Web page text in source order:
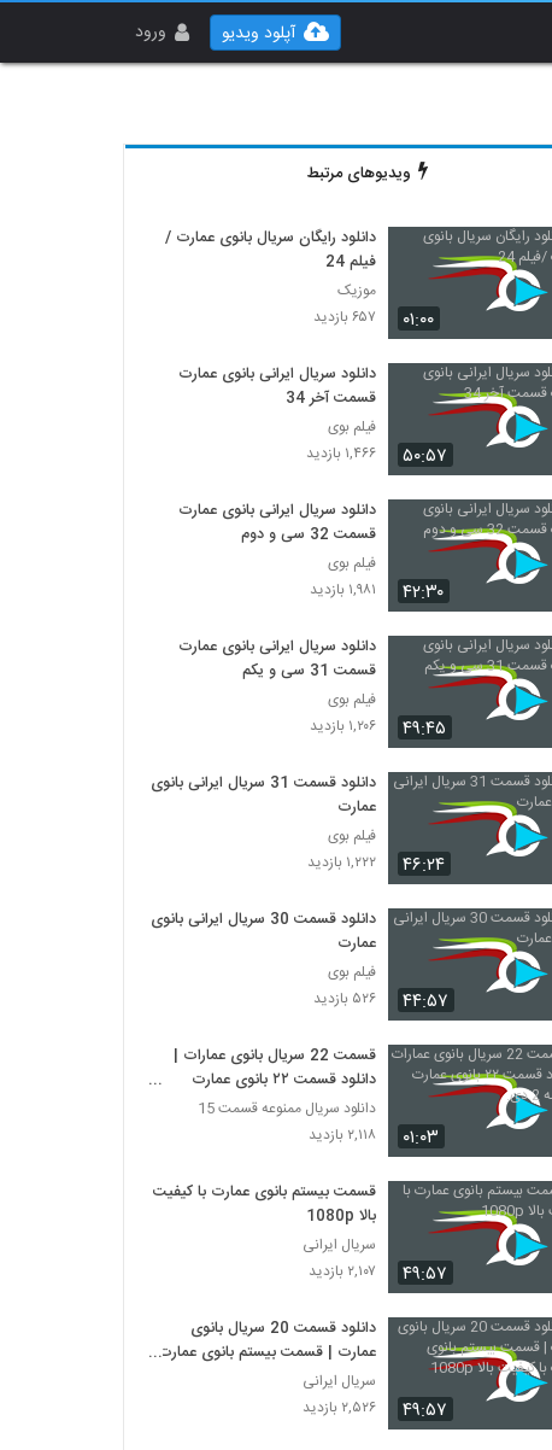
ورود آپلود ویدیو
ویدیوهای مرتبط
۰۱:۰۰
دانلود رایگان سریال بانوی عمارت /
فیلم 24
موزیک
۶۵۷ بازدید
۵۰:۵۷
دانلود سریال ایرانی بانوی عمارت
قسمت آخر 34
فیلم بوی
۱,۴۶۶ بازدید
۴۲:۳۰
دانلود سریال ایرانی بانوی عمارت
قسمت 32 سی و دوم
فیلم بوی
۱,۹۸۱ بازدید
۴۹:۴۵
دانلود سریال ایرانی بانوی عمارت
قسمت 31 سی و یکم
فیلم بوی
۱,۲۰۶ بازدید
۴۶:۲۴
دانلود قسمت 31 سریال ایرانی بانوی
عمارت
فیلم بوی
۱,۲۲۲ بازدید
۴۴:۵۷
دانلود قسمت 30 سریال ایرانی بانوی
عمارت
فیلم بوی
۵۲۶ بازدید
۰۱:۰۳
قسمت 22 سریال بانوی عمارات |
دانلود قسمت ۲۲ بانوی عمارت
یکشنبه 2 دی.
دانلود سریال ممنوعه قسمت 15
۲,۱۱۸ بازدید
۴۹:۵۷
قسمت بیستم بانوی عمارت با کیفیت
بالا 1080p
سریال ایرانی
۲,۱۰۷ بازدید
۴۹:۵۷
دانلود قسمت 20 سریال بانوی
عمارت | قسمت بیستم بانوی عمارت
با کیفیت بالا 1080p
سریال ایرانی
۲,۵۲۶ بازدید